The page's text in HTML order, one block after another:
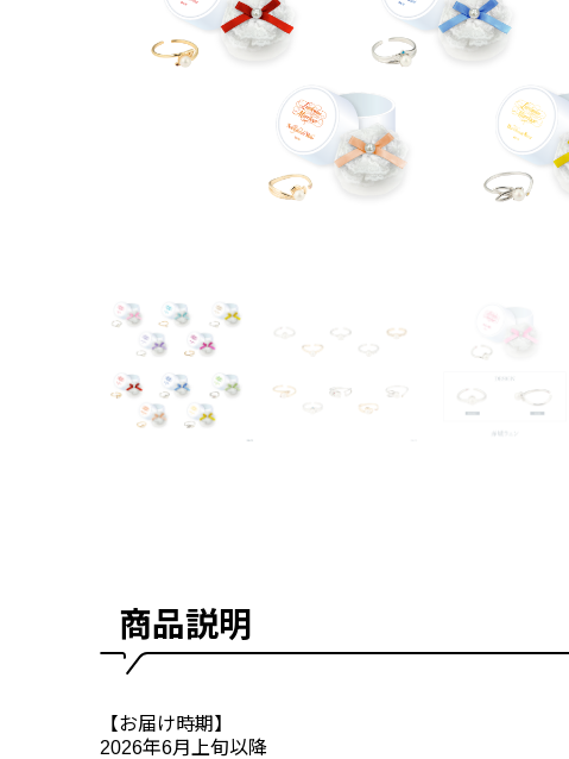
商品説明
【お届け時期】
2026年6月上旬以降